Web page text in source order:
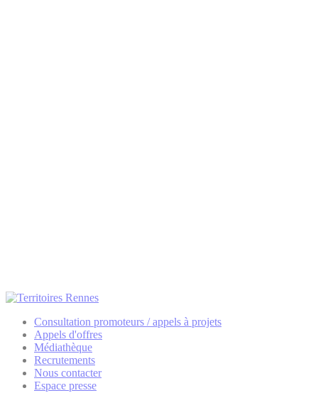
Consultation promoteurs / appels à projets
Appels d'offres
Médiathèque
Recrutements
Nous contacter
Espace presse